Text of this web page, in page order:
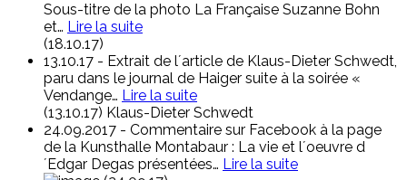
Sous-titre de la photo La Française Suzanne Bohn
et… Lire la suite
(18.10.17)
13.10.17 - Extrait de l´article de Klaus-Dieter Schwedt,
paru dans le journal de Haiger suite à la soirée «
Vendange… Lire la suite
(13.10.17) Klaus-Dieter Schwedt
24.09.2017 - Commentaire sur Facebook à la page
de la Kunsthalle Montabaur : La vie et l´oeuvre d
´Edgar Degas présentées… Lire la suite